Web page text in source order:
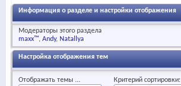
Информация о разделе и настройки отображения
Модераторы этого раздела
maxx™ Andy Natallya
Настройка отображения тем
Отображать темы ... Критерий сортировки: